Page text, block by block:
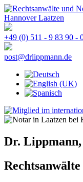
+49 (0) 511 - 9 83 90 -
post@drlippmann.de
Dr.